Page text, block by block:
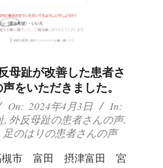
母趾が改善した患者さ
をいただきました。
On: 2024年4月3日
In:
, 外反母趾の患者さんの声,
足のはりの患者さんの声
槻市 富田 摂津富田 宮